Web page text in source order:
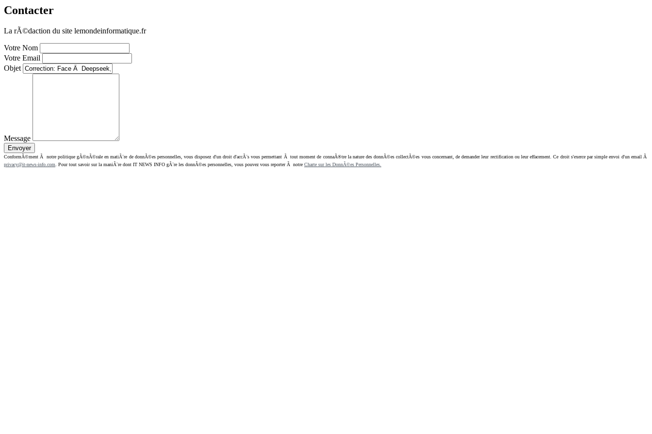
Contacter
La rÃ©daction du site lemondeinformatique.fr
Votre Nom
Votre Email
Objet
Message
ConformÃ©ment Ã notre politique gÃ©nÃ©rale en matiÃ¨re de donnÃ©es personnelles, vous disposez d'un droit d'accÃ¨s vous permettant Ã tout moment de connaÃ®tre la nature des donnÃ©es collectÃ©es vous concernant, de demander leur rectification ou leur effacement. Ce droit s'exerce par simple envoi d'un email Ã
privacy@it-news-info.com . Pour tout savoir sur la maniÃ¨re dont IT NEWS INFO gÃ¨re les donnÃ©es personnelles, vous pouvez vous reporter Ã notre Charte sur les DonnÃ©es Personnelles.